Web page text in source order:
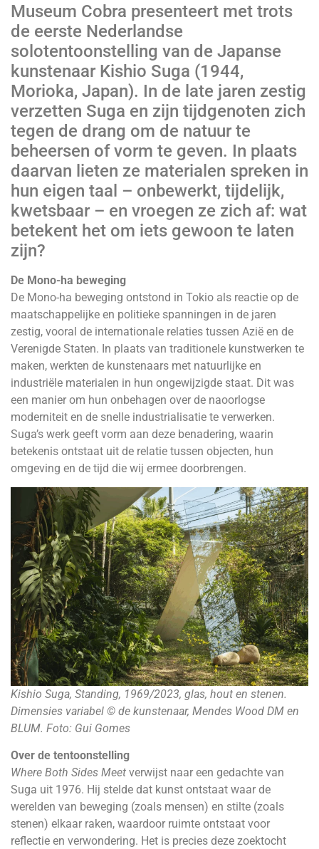
Museum Cobra presenteert met trots
de eerste Nederlandse
solotentoonstelling van de Japanse
kunstenaar Kishio Suga (1944,
Morioka, Japan). In de late jaren zestig
verzetten Suga en zijn tijdgenoten zich
tegen de drang om de natuur te
beheersen of vorm te geven. In plaats
daarvan lieten ze materialen spreken in
hun eigen taal – onbewerkt, tijdelijk,
kwetsbaar – en vroegen ze zich af: wat
betekent het om iets gewoon te laten
zijn?
De Mono-ha beweging
De Mono-ha beweging ontstond in Tokio als reactie op de
maatschappelijke en politieke spanningen in de jaren
zestig, vooral de internationale relaties tussen Azië en de
Verenigde Staten. In plaats van traditionele kunstwerken te
maken, werkten de kunstenaars met natuurlijke en
industriële materialen in hun ongewijzigde staat. Dit was
een manier om hun onbehagen over de naoorlogse
moderniteit en de snelle industrialisatie te verwerken.
Suga’s werk geeft vorm aan deze benadering, waarin
betekenis ontstaat uit de relatie tussen objecten, hun
omgeving en de tijd die wij ermee doorbrengen.
Kishio Suga, Standing, 1969/2023, glas, hout en stenen.
Dimensies variabel © de kunstenaar, Mendes Wood DM en
BLUM. Foto: Gui Gomes
Over de tentoonstelling
Where Both Sides Meet verwijst naar een gedachte van
Suga uit 1976. Hij stelde dat kunst ontstaat waar de
werelden van beweging (zoals mensen) en stilte (zoals
stenen) elkaar raken, waardoor ruimte ontstaat voor
reflectie en verwondering. Het is precies deze zoektocht